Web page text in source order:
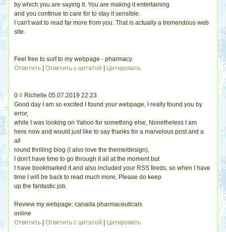
by which you are saying it. You are making it entertaining
and you continue to care for to stay it sensible.
I can't wait to read far more from you. That is actually a tremendous web
site.
Feel free to surf to my webpage - pharmacy
Ответить |Ответить с цитатой Цитировать
0 # Richelle 05.07.2019 22:23
Good day I am so excited I found your webpage, I really found you by
error,
while I was looking on Yahoo for something else, Nonetheless I am
here now and would just like to say thanks for a marvelous post and a
all
round thrilling blog (I also love the theme/design),
I don't have time to go through it all at the moment but
I have bookmarked it and also included your RSS feeds, so when I have
time I will be back to read much more, Please do keep
up the fantastic job.
Review my webpage: canada pharmaceuticals
online
Ответить |Ответить с цитатой Цитировать